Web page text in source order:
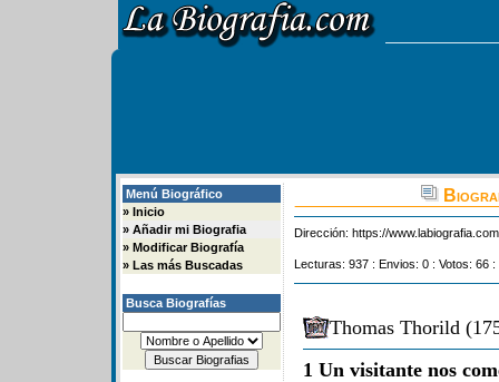
Menú Biográfico
» Inicio
» Añadir mi Biografia
» Modificar Biografía
» Las más Buscadas
Busca Biografías
Dirección: https://
Lecturas: 937 : Envios: 0 : Votos: 66
Thomas Thorild
1 Un visitante nos